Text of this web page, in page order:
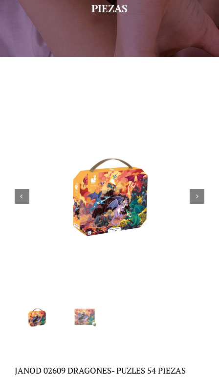
Sobre nosotros
PIEZAS
 
JANOD 02609 DRAGONES- PUZLES 54 PIEZAS